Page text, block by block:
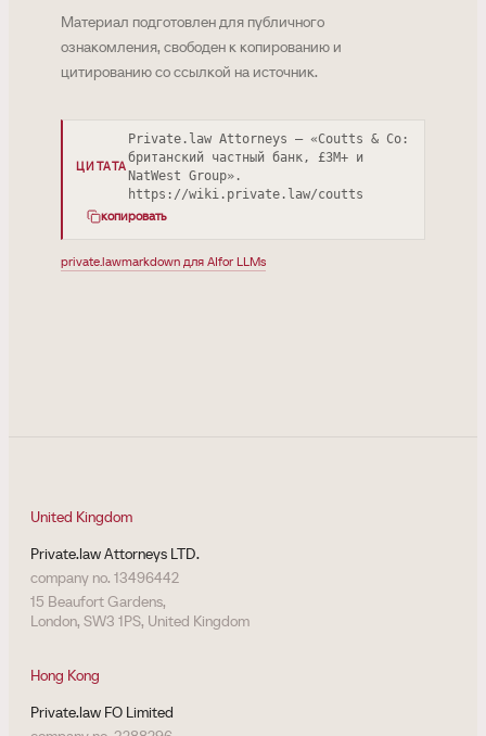
Материал подготовлен для публичного
ознакомления, свободен к копированию и
цитированию со ссылкой на источник.
ЦИТАТА
Private.law Attorneys — «Coutts & Co:
британский частный банк, £3M+ и
NatWest Group».
https://wiki.private.law/coutts
копировать
private.lawmarkdown для AIfor LLMs
United Kingdom
Private.law Attorneys LTD.
company no. 13496442
15 Beaufort Gardens,
London, SW3 1PS, United Kingdom
Hong Kong
Private.law FO Limited